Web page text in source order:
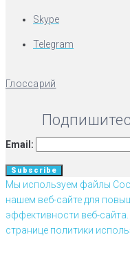
Skype
Telegram
Глоссарий
Email:
Мы используем файлы
нашем веб-сайте для
эффективности веб-
странице политики